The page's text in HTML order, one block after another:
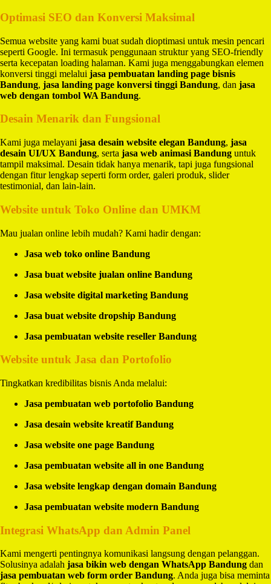
Optimasi SEO dan Konversi Maksimal
Semua website yang kami buat sudah dioptimasi untuk mesin pencari
seperti Google. Ini termasuk penggunaan struktur yang SEO-friendly
serta kecepatan loading halaman. Kami juga menggabungkan elemen
konversi tinggi melalui jasa pembuatan landing page bisnis
Bandung, jasa landing page konversi tinggi Bandung, dan jasa
web dengan tombol WA Bandung.
Desain Menarik dan Fungsional
Kami juga melayani jasa desain website elegan Bandung, jasa
desain UI/UX Bandung, serta jasa web animasi Bandung untuk
tampil maksimal. Desain tidak hanya menarik, tapi juga fungsional
dengan fitur lengkap seperti form order, galeri produk, slider
testimonial, dan lain-lain.
Website untuk Toko Online dan UMKM
Mau jualan online lebih mudah? Kami hadir dengan:
Jasa web toko online Bandung
Jasa buat website jualan online Bandung
Jasa website digital marketing Bandung
Jasa buat website dropship Bandung
Jasa pembuatan website reseller Bandung
Website untuk Jasa dan Portofolio
Tingkatkan kredibilitas bisnis Anda melalui:
Jasa pembuatan web portofolio Bandung
Jasa desain website kreatif Bandung
Jasa website one page Bandung
Jasa pembuatan website all in one Bandung
Jasa website lengkap dengan domain Bandung
Jasa pembuatan website modern Bandung
Integrasi WhatsApp dan Admin Panel
Kami mengerti pentingnya komunikasi langsung dengan pelanggan.
Solusinya adalah jasa bikin web dengan WhatsApp Bandung dan
jasa pembuatan web form order Bandung. Anda juga bisa meminta